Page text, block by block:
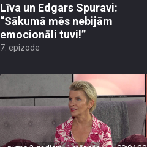
Līva un Edgars Spuravi:
“Sākumā mēs nebijām
emocionāli tuvi!”
7. epizode